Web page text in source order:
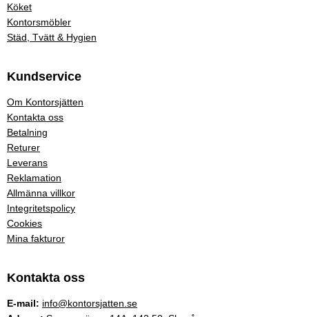
Köket
Kontorsmöbler
Städ, Tvätt & Hygien
Kundservice
Om Kontorsjätten
Kontakta oss
Betalning
Returer
Leverans
Reklamation
Allmänna villkor
Integritetspolicy
Cookies
Mina fakturor
Kontakta oss
E-mail: info@kontorsjatten.se